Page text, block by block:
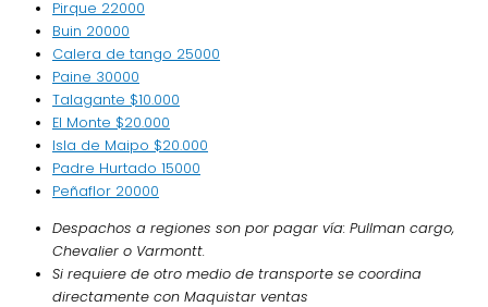
Pirque 22000
Buin 20000
Calera de tango 25000
Paine 30000
Talagante $10.000
El Monte $20.000
Isla de Maipo $20.000
Padre Hurtado 15000
Peñaflor 20000
Despachos a regiones son por pagar vía: Pullman cargo,
Chevalier o Varmontt.
Si requiere de otro medio de transporte se coordina
directamente con Maquistar ventas